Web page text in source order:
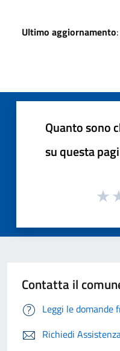
Ultimo aggiornamento
Quanto sono
su questa
Contatta il
Leggi le domande
Richiedi